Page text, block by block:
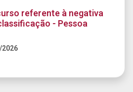
referente à negativa
- Pessoa